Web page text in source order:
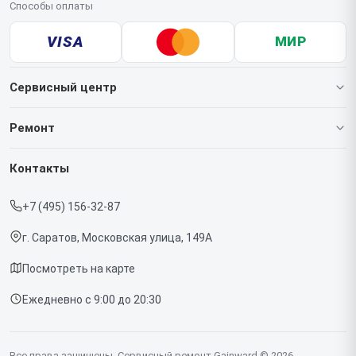
Способы оплаты
VISA МИР
Сервисный центр
О нашем сервисе
Срочный ремонт
Доставка и способы оплаты
Диагностика
Контакты
Ремонт
Видеокарт
Контакты
+7 (495) 156-32-87
г. Саратов, Московская улица, 149А
Посмотреть на карте
Ежедневно с 9:00 до 20:30